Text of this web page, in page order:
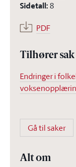
Sidetall:8
PDF
Tilhører sak
Endringer i
Gå til saker
Alt om